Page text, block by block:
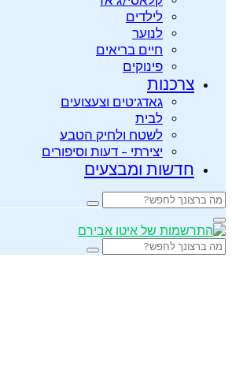
לילדים
לנוער
חיים בריאים
פינוקים
צרכנות
גאדג’טים וצעצועים
לבית
לשטח ולחיק הטבע
יצירתי – דעות וסיפורים
חדשות ומבצעים
Search
for:
Search
Primary
Menu
Search
for:
Search